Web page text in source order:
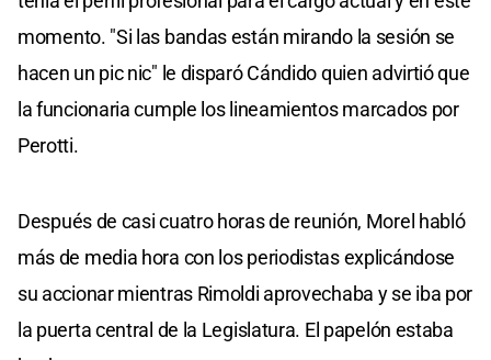
momento. "Si las bandas están mirando la sesión se
hacen un pic nic" le disparó Cándido quien advirtió que
la funcionaria cumple los lineamientos marcados por
Perotti.
Después de casi cuatro horas de reunión, Morel habló
más de media hora con los periodistas explicándose
su accionar mientras Rimoldi aprovechaba y se iba por
la puerta central de la Legislatura. El papelón estaba